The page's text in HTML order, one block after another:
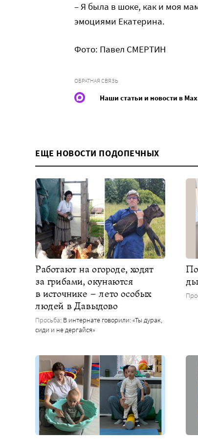
– Я была в шоке, как и моя
эмоциями Екатерина.
Фото: Павел СМЕРТИН
ОБРАТНАЯ СВЯЗЬ
Наши статьи и новости в
ЕЩЕ НОВОСТИ ПОДОПЕЧНЫХ
Работают на огороде, ходят
за грибами, окунаются
в источнике – лето особых
людей в Давыдово
Просьба: В интернате говорили: «Ты дурак,
сиди и не дергайся»